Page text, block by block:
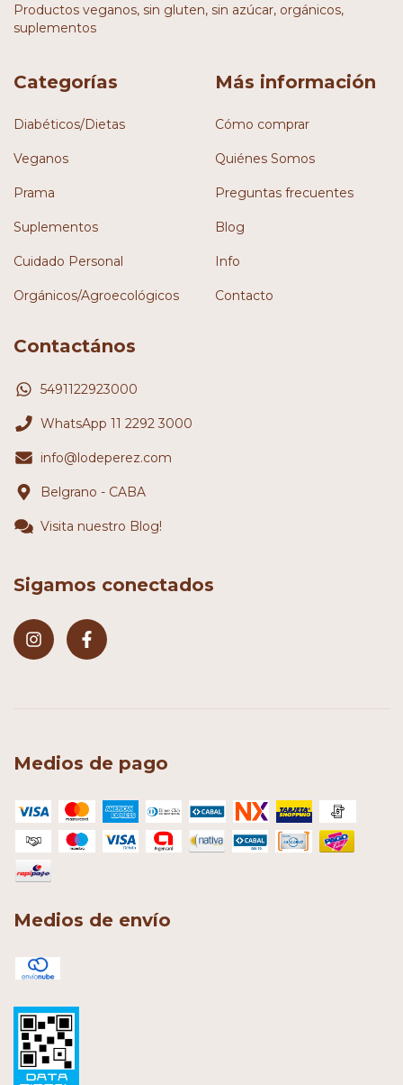
Productos veganos, sin gluten, sin azúcar, orgánicos,
suplementos
Categorías
Diabéticos/Dietas
Veganos
Prama
Suplementos
Cuidado Personal
Orgánicos/Agroecológicos
Más información
Cómo comprar
Quiénes Somos
Preguntas frecuentes
Blog
Info
Contacto
Contactános
5491122923000
WhatsApp 11 2292 3000
info@lodeperez.com
Belgrano - CABA
Visita nuestro Blog!
Sigamos conectados
Medios de pago
Medios de envío